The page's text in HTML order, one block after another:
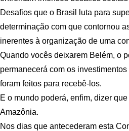
Desafios que o Brasil luta para
determinação com que contornou
inerentes à organização de uma
Quando vocês deixarem Belém, o
permanecerá com os
foram feitos para recebê-los.
E o mundo poderá, enfim, dizer
Amazônia.
Nos dias que antecederam esta